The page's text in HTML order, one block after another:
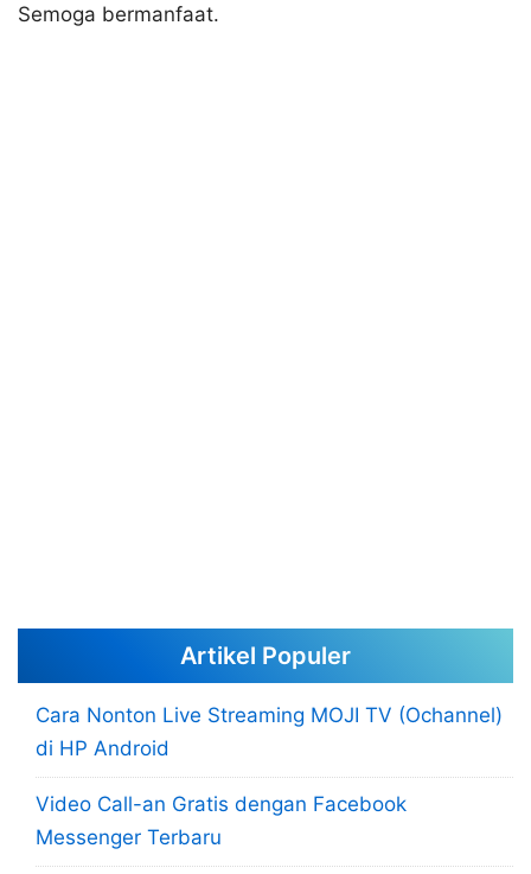
Semoga bermanfaat.
Artikel Populer
Cara Nonton Live Streaming MOJI TV (Ochannel)
di HP Android
Video Call-an Gratis dengan Facebook
Messenger Terbaru